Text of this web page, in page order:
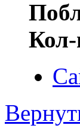
Кол-